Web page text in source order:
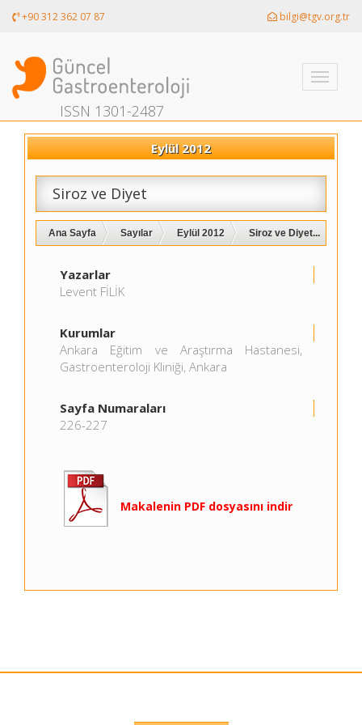
+90 312 362 07 87 bilgi@tgv.org.tr
Toggle
ISSN 1301-2487
Eylül 2012
Siroz ve Diyet
Ana Sayfa Sayılar Eylül 2012 Siroz ve Diyet...
Yazarlar
Levent FİLİK
Kurumlar
Ankara Eğitim ve Araştırma Hastanesi,
Gastroenteroloji Kliniği, Ankara
Sayfa Numaraları
226-227
Makalenin PDF dosyasını indir